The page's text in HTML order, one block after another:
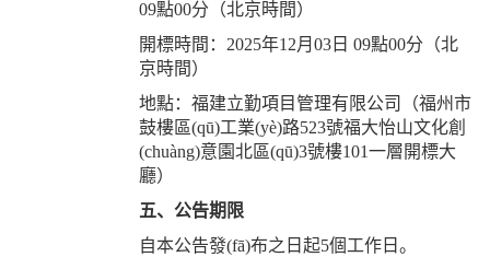
09點00分（北京時間）
開標時間：2025年12月03日 09點00分（北
京時間）
地點：福建立勤項目管理有限公司（福州市
鼓樓區(qū)工業(yè)路523號福大怡山文化創
(chuàng)意園北區(qū)3號樓101一層開標大
廳）
五、公告期限
自本公告發(fā)布之日起5個工作日。